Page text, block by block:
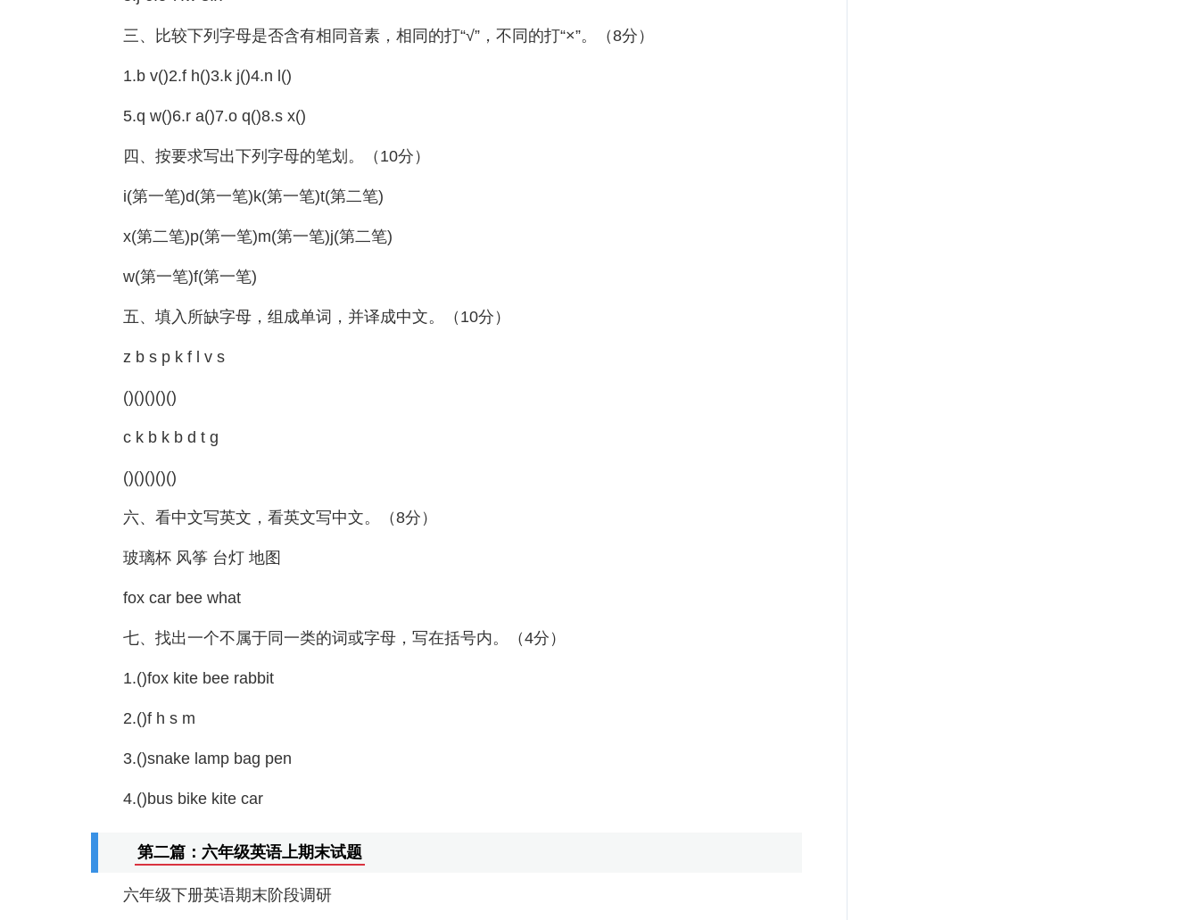
三、比较下列字母是否含有相同音素，相同的打“√”，不同的打“×”。（8分）
1.b v()2.f h()3.k j()4.n l()
5.q w()6.r a()7.o q()8.s x()
四、按要求写出下列字母的笔划。（10分）
i(第一笔)d(第一笔)k(第一笔)t(第二笔)
x(第二笔)p(第一笔)m(第一笔)j(第二笔)
w(第一笔)f(第一笔)
五、填入所缺字母，组成单词，并译成中文。（10分）
z b s p k f l v s
()()()()()
c k b k b d t g
()()()()()
六、看中文写英文，看英文写中文。（8分）
玻璃杯 风筝 台灯 地图
fox car bee what
七、找出一个不属于同一类的词或字母，写在括号内。（4分）
1.()fox kite bee rabbit
2.()f h s m
3.()snake lamp bag pen
4.()bus bike kite car
第二篇：六年级英语上期末试题
六年级下册英语期末阶段调研